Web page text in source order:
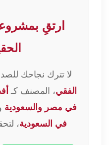
ارتقِ
لا تترك نجاحك
الفقي، المصنف كـ
في مصر والسعودية
في السعودية،